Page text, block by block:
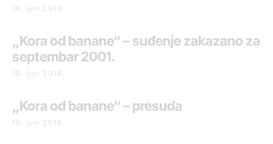
18. jun 2018.
„Kora od banane“ – suđenje zakazano za
septembar 2001.
18. jun 2018.
„Kora od banane“ – presuda
18. jun 2018.